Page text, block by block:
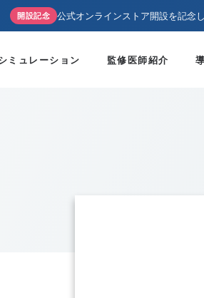
開設記念 公式オンラインストア開設を記念
ミュレーション 監修医師紹介